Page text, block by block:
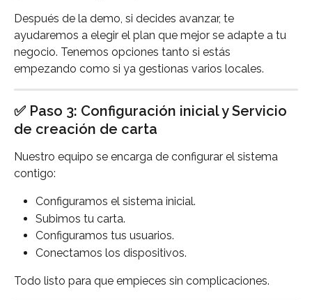
Después de la demo, si decides avanzar, te
ayudaremos a elegir el plan que mejor se adapte a tu
negocio. Tenemos opciones tanto si estás
empezando como si ya gestionas varios locales.
✅ Paso 3: Configuración inicial y Servicio
de creación de carta
Nuestro equipo se encarga de configurar el sistema
contigo:
Configuramos el sistema inicial.
Subimos tu carta.
Configuramos tus usuarios.
Conectamos los dispositivos.
Todo listo para que empieces sin complicaciones.